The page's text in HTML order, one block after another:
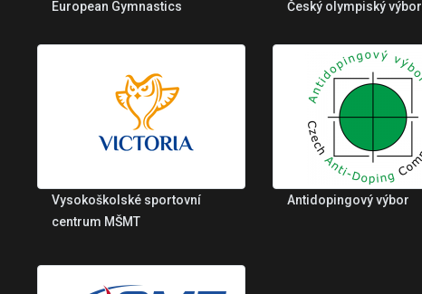
European Gymnastics Český olympiský výbor
Vysokoškolské sportovní
centrum MŠMT
Antidopingový výbor